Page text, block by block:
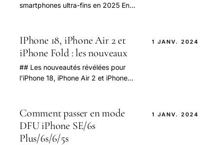
smartphones ultra-fins en 2025 En
deux géants.
IPhone 18, iPhone Air 2 et
iPhone Fold : les nouveaux
## Les nouveautés révélées pour
l’iPhone 18, iPhone Air 2 et iPhone
passionnés.
1 JANV. 2024
Comment passer en mode
DFU iPhone SE/6s
Plus/6s/6/5s
1 JANV. 2024